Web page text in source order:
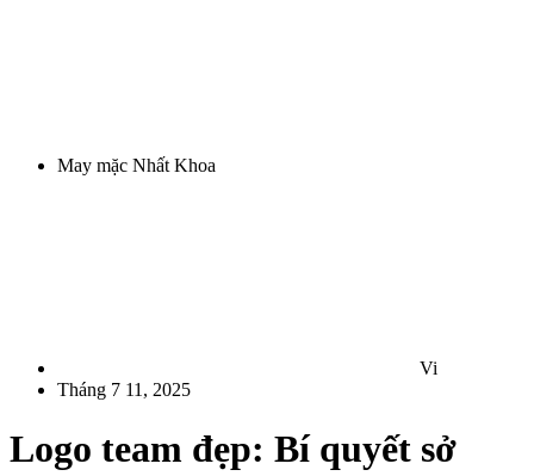
May mặc Nhất Khoa
Vi
Tháng 7 11, 2025
Logo team đẹp: Bí quyết sở